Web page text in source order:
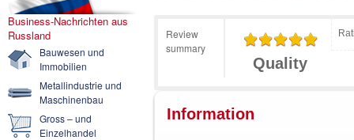
Business-Nachrichten aus
Russland
Bauwesen und
Immobilien
Metallindustrie und
Maschinenbau
Gross – und
Einzelhandel
Quality
Review
summary
Information